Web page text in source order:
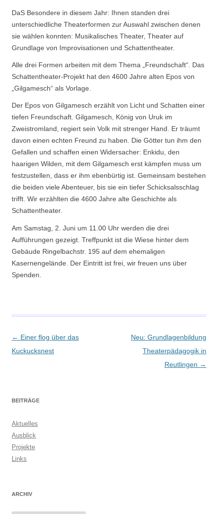
DaS Besondere in diesem Jahr: Ihnen standen drei
unterschiedliche Theaterformen zur Auswahl zwischen denen
sie wählen konnten: Musikalisches Theater, Theater auf
Grundlage von Improvisationen und Schattentheater.
Alle drei Formen arbeiten mit dem Thema „Freundschaft“. Das
Schattentheater-Projekt hat den 4600 Jahre alten Epos von
„Gilgamesch“ als Vorlage.
Der Epos von Gilgamesch erzählt von Licht und Schatten einer
tiefen Freundschaft. Gilgamesch, König von Uruk im
Zweistromland, regiert sein Volk mit strenger Hand. Er träumt
davon einen echten Freund zu haben. Die Götter tun ihm den
Gefallen und schaffen einen Widersacher: Enkidu, den
haarigen Wilden, mit dem Gilgamesch erst kämpfen muss um
festzustellen, dass er ihm ebenbürtig ist. Gemeinsam bestehen
die beiden viele Abenteuer, bis sie ein tiefer Schicksalsschlag
trifft. Wir erzählten die 4600 Jahre alte Geschichte als
Schattentheater.
Am Samstag, 2. Juni um 11.00 Uhr werden die drei
Aufführungen gezeigt. Treffpunkt ist die Wiese hinter dem
Gebäude Ringelbachstr. 195 auf dem ehemaligen
Kasernengelände. Der Eintritt ist frei, wir freuen uns über
Spenden.
Beitragsnavigation
← Einer flog über das
Kuckucksnest
Neu: Grundlagenbildung
Theaterpädagogik in
Reutlingen →
BEITRÄGE
Aktuelles
Ausblick
Projekte
Links
ARCHIV